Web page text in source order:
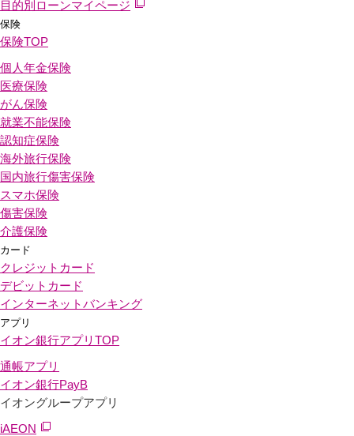
目的別ローンマイページ
保険
保険TOP
個人年金保険
医療保険
がん保険
就業不能保険
認知症保険
海外旅行保険
国内旅行傷害保険
スマホ保険
傷害保険
介護保険
カード
クレジットカード
デビットカード
インターネットバンキング
アプリ
イオン銀行アプリ TOP
通帳アプリ
イオン銀行PayB
イオングループアプリ
iAEON